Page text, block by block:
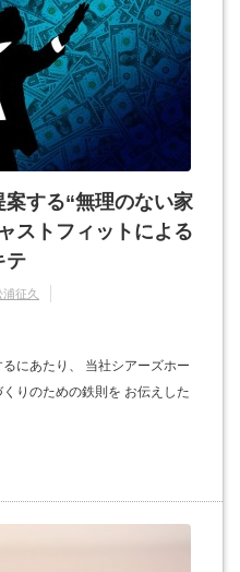
案する“無理のない家
ストフィットによる
テ
征久
にあたり、 当社シアーズホー
りのための鉄則を お伝えした